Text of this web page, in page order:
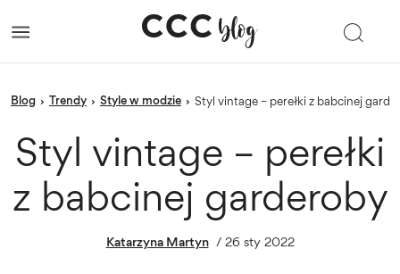
blog › trendy › Style w modzie › Styl vintage – perełki z babcinej
Styl vintage – perełki
z babcinej garderoby
Katarzyna Martyn / 26 sty 2022